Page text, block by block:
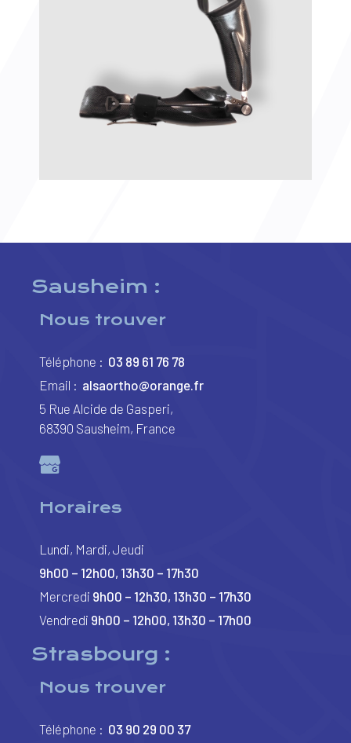
Sausheim :
Nous trouver
Téléphone : 03 89 61 76 78
Email : alsaortho@orange.fr
5 Rue Alcide de Gasperi,
68390 Sausheim, France
Horaires
Lundi, Mardi, Jeudi
9h00 – 12h00, 13h30 – 17h30
Mercredi 9h00 – 12h30, 13h30 – 17h30
Vendredi 9h00 – 12h00, 13h30 – 17h00
Strasbourg :
Nous trouver
Téléphone : 03 90 29 00 37